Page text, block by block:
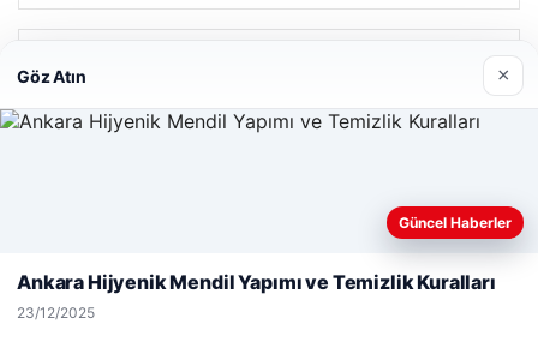
Web sitemizi nasıl kullandığınızı daha iyi anlayabilmek,
deneyiminizi kişiselleştirmek ve geliştirmek amacıyla çerezler
Göz Atın ×
Güncel Haberler
Ankara Hijyenik Mendil Yapımı ve Temizlik Kuralları
23/12/2025